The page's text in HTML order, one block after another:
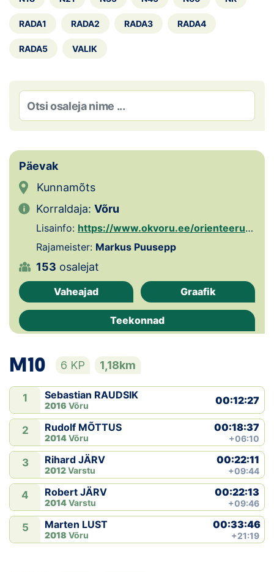
Kontakt
EOL
Galerii
Kaardid
Kalender
Koondised
Tule klubisse!
Tulemused
Dokumendid
Suletud maastikud
Püsirajad
Ajalugu
Koolitused
OTSI
RADA1 RADA2 RADA3 RADA4
RADA5 VALIK
Päevak
Kunnamõts
Korraldaja: Võru
Lisainfo: https://www.okvoru.ee/orienteerumispaevakud/
Rajameister: Markus Puusepp
153 osalejat
Vaheajad Graafik
Teekonnad
M10 6 KP 1,18km
1 Sebastian RAUDSIK
2016 Võru 00:12:27
2 Rudolf MÕTTUS
2014Võru
00:18:37
+06:10
3 Rihard JÄRV
2012Varstu
00:22:11
+09:44
4 Robert JÄRV
2014Varstu
00:22:13
+09:46
5 Marten LUST
2018 Võru
00:33:46
+21:19